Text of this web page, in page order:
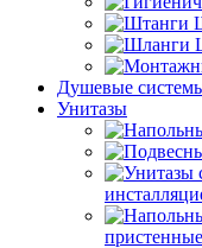
Душевые
Унитазы